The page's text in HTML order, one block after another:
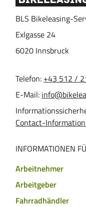
BLS Bikeleasing-
Exlgasse 24
6020 Innsbruck
Telefon: +43 512 /
E-Mail:
Contact-
INFORMATIONEN
Arbeitnehmer
Arbeitgeber
Fahrradhändler